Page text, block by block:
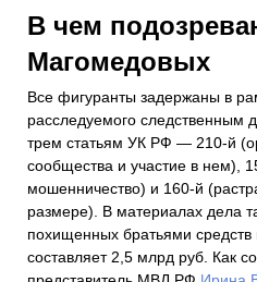
В чем
Магомедовых
Все фигуранты задержаны в
расследуемого
трем статьям УК РФ — 210-й
сообщества и участие в нем),
мошенничество) и 160-й
размере). В материалах дела
похищенных братьями
составляет 2,5 млрд руб. Как